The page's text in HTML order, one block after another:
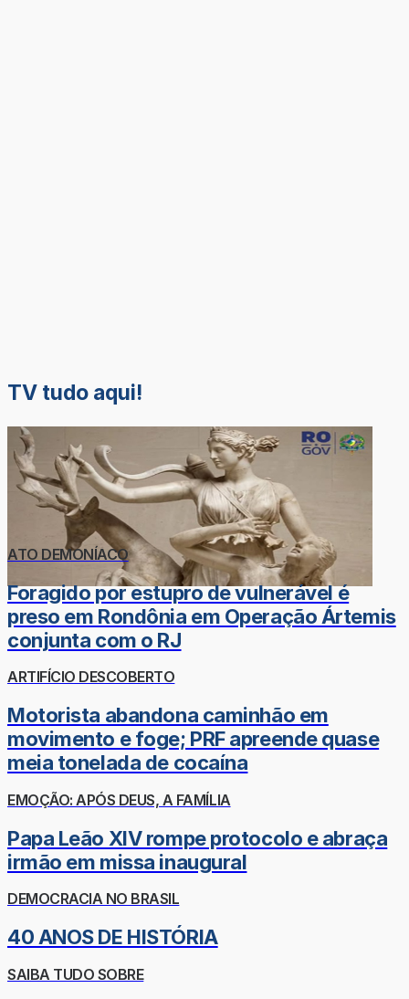
TV tudo aqui!
ATO DEMONÍACO
Foragido por estupro de vulnerável é
preso em Rondônia em Operação Ártemis
conjunta com o RJ
ARTIFÍCIO DESCOBERTO
Motorista abandona caminhão em
movimento e foge; PRF apreende quase
meia tonelada de cocaína
EMOÇÃO: APÓS DEUS, A FAMÍLIA
Papa Leão XIV rompe protocolo e abraça
irmão em missa inaugural
DEMOCRACIA NO BRASIL
40 ANOS DE HISTÓRIA
SAIBA TUDO SOBRE